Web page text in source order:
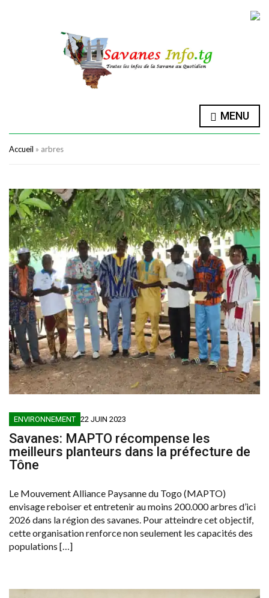
MENU
Accueil » arbres
ENVIRONNEMENT 22 JUIN 2023
Savanes: MAPTO récompense les
meilleurs planteurs dans la préfecture de
Tône
Le Mouvement Alliance Paysanne du Togo (MAPTO)
envisage reboiser et entretenir au moins 200.000 arbres d’ici
2026 dans la région des savanes. Pour atteindre cet objectif,
cette organisation renforce non seulement les capacités des
populations […]